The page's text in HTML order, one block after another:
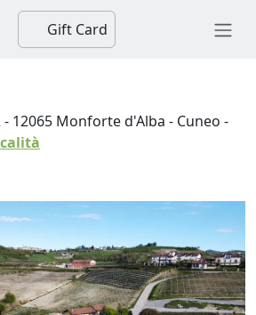
Gift Card
- 12065 Monforte d'Alba - Cuneo -